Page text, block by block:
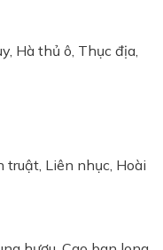
Hà thủ ô, Thục địa,
Liên nhục, Hoài